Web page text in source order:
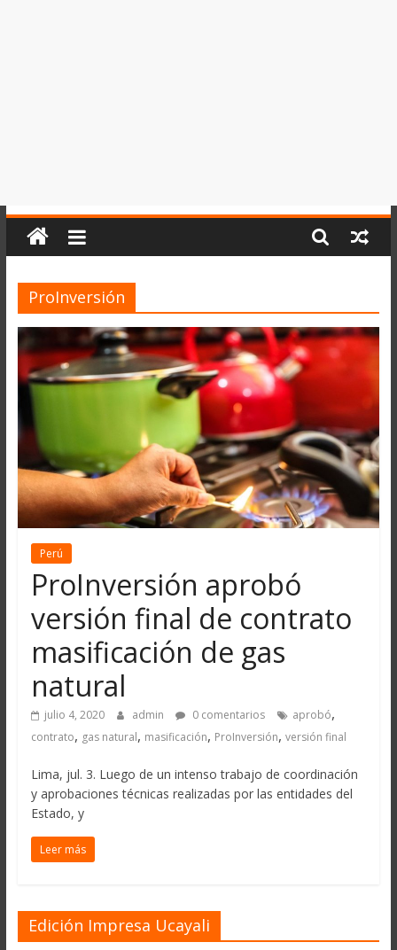
ProInversión
Perú
ProInversión aprobó
versión final de contrato
masificación de gas
natural
julio 4, 2020 admin 0 comentarios aprobó,
contrato, gas natural, masificación, ProInversión, versión final
Lima, jul. 3. Luego de un intenso trabajo de coordinación
y aprobaciones técnicas realizadas por las entidades del
Estado, y
Leer más
Edición Impresa Ucayali